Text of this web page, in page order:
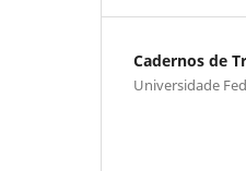
Cadernos de
Universidade